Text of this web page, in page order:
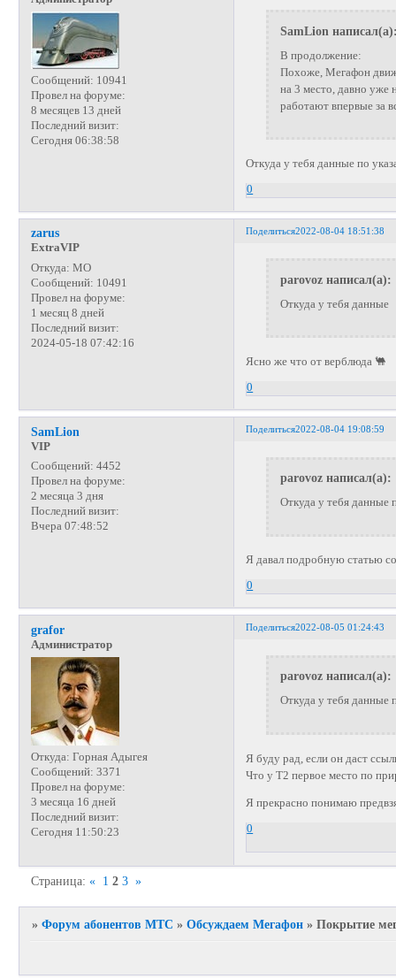
Сообщений: 10941
Провел на форуме:
8 месяцев 13 дней
Последний визит:
Сегодня 06:38:58
SamLion
В продолжение:
Похоже, Мегафон
на 3 место, давно уже
работают впервые за
Откуда у тебя данные по
0
Поделиться2022-08-04 18:51:38
zarus
ExtraVIP
Откуда: МО
Сообщений: 10491
Провел на форуме:
1 месяц 8 дней
Последний визит:
2024-05-18 07:42:16
parovoz написал(а):
Откуда у тебя данные
Ясно же что от верблюда 🐫
0
Поделиться2022-08-04 19:08:59
SamLion
VIP
Сообщений: 4452
Провел на форуме:
2 месяца 3 дня
Последний визит:
Вчера 07:48:52
parovoz написал(а):
Откуда у тебя данные
Я давал подробную статью
0
Поделиться2022-08-05 01:24:43
grafor
Администратор
Откуда: Горная Адыгея
Сообщений: 3371
Провел на форуме:
3 месяца 16 дней
Последний визит:
Сегодня 11:50:23
parovoz написал(а):
Откуда у тебя данные
Я буду рад, если он даст
Что у Т2 первое место по
Я прекрасно понимаю
0
Страница:« 1 2 3 »
»Форум абонентов МТС »Обсуждаем Мегафон »Покрытие